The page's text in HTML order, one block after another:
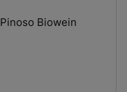
Vermador Tinto Barrica Alicante DO Pinoso Biowein